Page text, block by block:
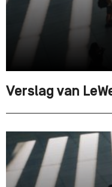
Verslag van